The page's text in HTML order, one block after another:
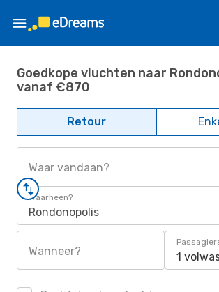
Goedkope vluchten naar
vanaf €870
Retour
Waar vandaan?
Waarheen?
Rondonopolis
Wanneer? 1